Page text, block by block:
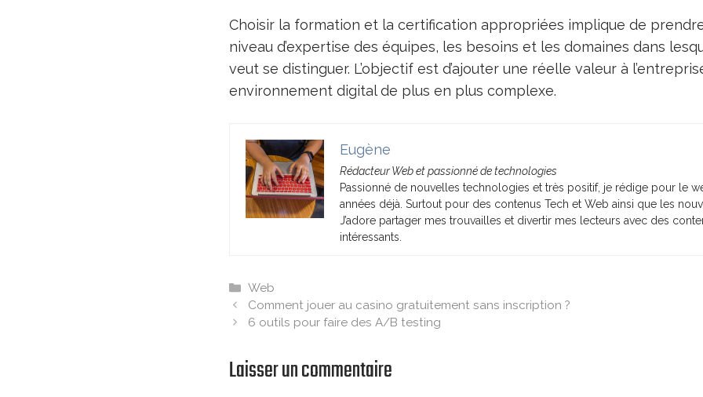
Choisir la formation et la certification appropriées implique de
niveau d’expertise des équipes, les besoins et les domaines dans
veut se distinguer. L’objectif est d’ajouter une réelle valeur à
environnement digital de plus en plus complexe.
Eugène
Rédacteur Web et passionné de technologies
Passionné de nouvelles technologies et très positif, je rédige pour le
années déjà. Surtout pour des contenus Tech et Web ainsi que les
J’adore partager mes trouvailles et divertir mes lecteurs avec des
intéressants.
Catégories
Web
Comment jouer au casino gratuitement sans inscription ?
6 outils pour faire des A/B testing
Laisser un commentaire